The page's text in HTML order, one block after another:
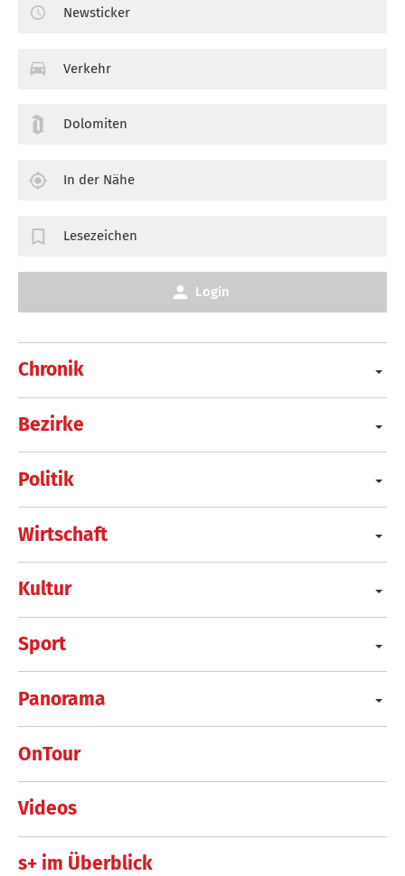
Chronik
Bezirke
Politik
Wirtschaft
Kultur
Sport
Panorama
OnTour
Videos
s+ im Überblick
Newsticker
Verkehr
Dolomiten
In der Nähe
Lesezeichen
Login